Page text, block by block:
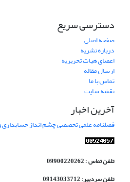
دسترسی سریع
صفحه اصلی
درباره نشریه
اعضای هیات تحریریه
ارسال مقاله
تماس با ما
نقشه سایت
آخرین اخبار
فصلنامه علمی تخصصی چشم انداز
تلفن تماس : 09900220262
تلفن سردبیر: 09143033712